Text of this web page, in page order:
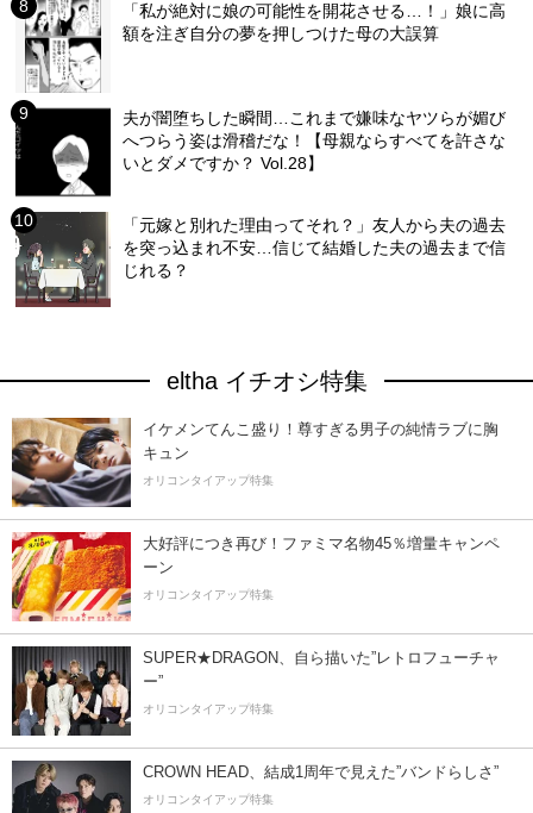
「私が絶対に娘の可能性を開花させる…！」娘に高
額を注ぎ自分の夢を押しつけた母の大誤算
夫が闇堕ちした瞬間…これまで嫌味なヤツらが媚び
へつらう姿は滑稽だな！【母親ならすべてを許さな
いとダメですか？ Vol.28】
「元嫁と別れた理由ってそれ？」友人から夫の過去
を突っ込まれ不安…信じて結婚した夫の過去まで信
じれる？
eltha イチオシ特集
イケメンてんこ盛り！尊すぎる男子の純情ラブに胸
キュン
オリコンタイアップ特集
大好評につき再び！ファミマ名物45％増量キャンペ
ーン
オリコンタイアップ特集
SUPER★DRAGON、自ら描いた”レトロフューチャ
ー”
オリコンタイアップ特集
CROWN HEAD、結成1周年で見えた”バンドらしさ”
オリコンタイアップ特集